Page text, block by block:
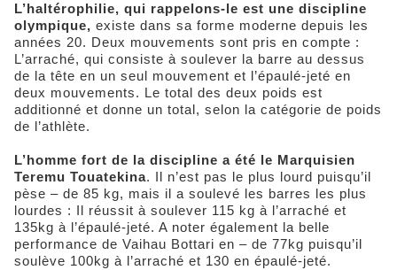
L’haltérophilie, qui rappelons-le est une discipline
olympique, existe dans sa forme moderne depuis les
années 20. Deux mouvements sont pris en compte :
L’arraché, qui consiste à soulever la barre au dessus
de la tête en un seul mouvement et l’épaulé-jeté en
deux mouvements. Le total des deux poids est
additionné et donne un total, selon la catégorie de poids
de l’athlète.
L’homme fort de la discipline a été le Marquisien
Teremu Touatekina. Il n’est pas le plus lourd puisqu’il
pèse – de 85 kg, mais il a soulevé les barres les plus
lourdes : Il réussit à soulever 115 kg à l’arraché et
135kg à l’épaulé-jeté. A noter également la belle
performance de Vaihau Bottari en – de 77kg puisqu’il
soulève 100kg à l’arraché et 130 en épaulé-jeté.